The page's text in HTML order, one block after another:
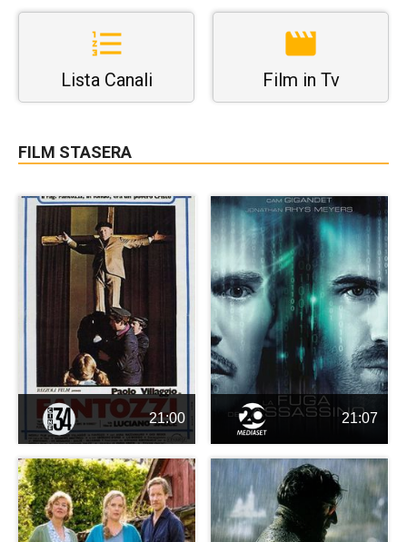
Lista Canali Film in Tv
FILM STASERA
21:00 21:07